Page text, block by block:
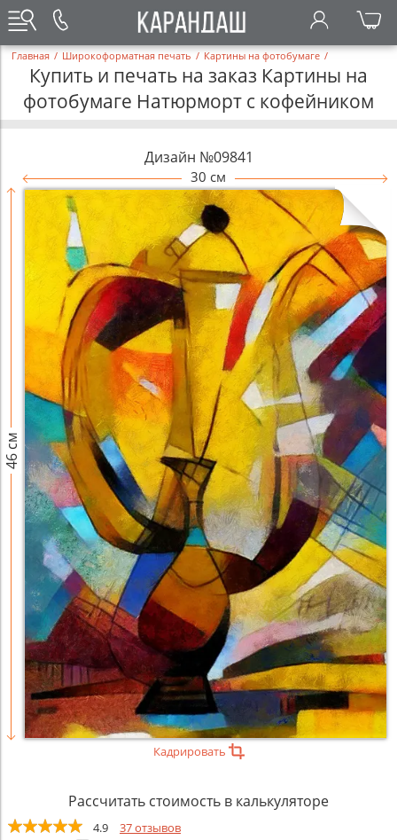
Главная / Широкоформатная печать / Картины на фотобумаге /
Купить и печать на заказ Картины на
фотобумаге Натюрморт с кофейником
Дизайн №09841
30 см
46 см
Кадрировать
Рассчитать стоимость в калькуляторе
4.9
37 отзывов